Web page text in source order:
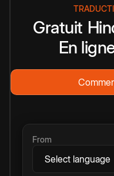
Gratuit
En
From